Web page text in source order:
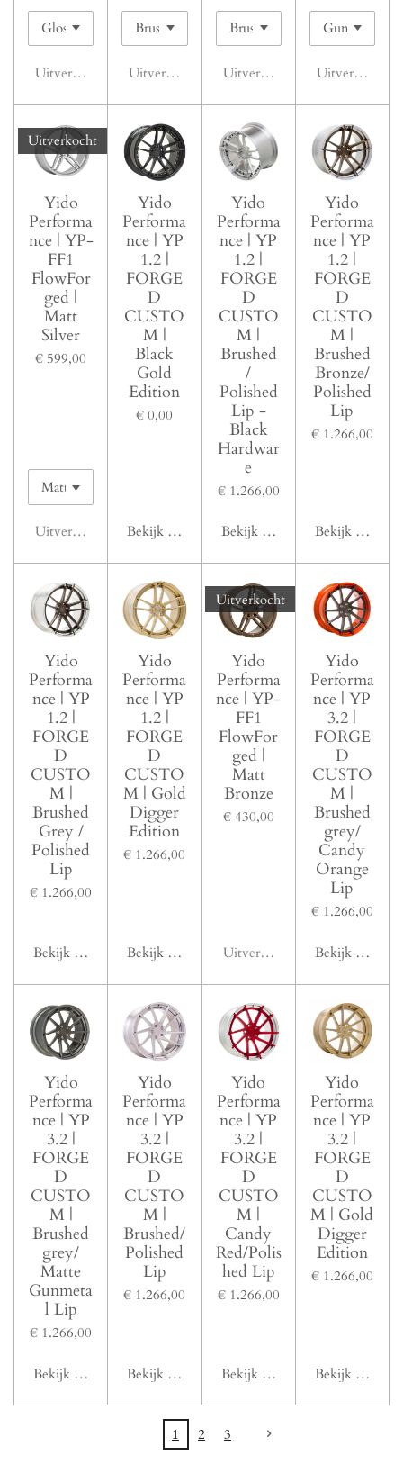
Uitverkocht Uitverkocht Uitverkocht Uitverkocht
Uitverkocht
Yido
Performa
nce | YP-
FF1
FlowFor
ged |
Matt
Silver
€ 599,00
Uitverkocht
Yido
Performa
nce | YP
1.2 |
FORGE
D
CUSTO
M |
Black
Gold
Edition
€ 0,00
Bekijk details
Yido
Performa
nce | YP
1.2 |
FORGE
D
CUSTO
M |
Brushed
/
Polished
Lip -
Black
Hardwar
e
€ 1.266,00
Bekijk details
Yido
Performa
nce | YP
1.2 |
FORGE
D
CUSTO
M |
Brushed
Bronze/
Polished
Lip
€ 1.266,00
Bekijk details
Yido
Performa
nce | YP
1.2 |
FORGE
D
CUSTO
M |
Brushed
Grey /
Polished
Lip
€ 1.266,00
Bekijk details
Yido
Performa
nce | YP
1.2 |
FORGE
D
CUSTO
M | Gold
Digger
Edition
€ 1.266,00
Bekijk details
Uitverkocht
Yido
Performa
nce | YP-
FF1
FlowFor
ged |
Matt
Bronze
€ 430,00
Uitverkocht
Yido
Performa
nce | YP
3.2 |
FORGE
D
CUSTO
M |
Brushed
grey/
Candy
Orange
Lip
€ 1.266,00
Bekijk details
Yido
Performa
nce | YP
3.2 |
FORGE
D
CUSTO
M |
Brushed
grey/
Matte
Gunmeta
l Lip
€ 1.266,00
Bekijk details
Yido
Performa
nce | YP
3.2 |
FORGE
D
CUSTO
M |
Brushed/
Polished
Lip
€ 1.266,00
Bekijk details
Yido
Performa
nce | YP
3.2 |
FORGE
D
CUSTO
M |
Candy
Red/Polis
hed Lip
€ 1.266,00
Bekijk details
Yido
Performa
nce | YP
3.2 |
FORGE
D
CUSTO
M | Gold
Digger
Edition
€ 1.266,00
Bekijk details
1 2 3